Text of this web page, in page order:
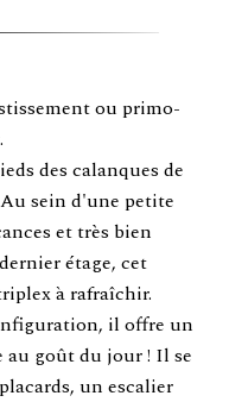
ou primo-
des calanques de
sein d'une petite
et très bien
étage, cet
à rafraîchir.
il offre un
goût du jour ! Il se
un escalier